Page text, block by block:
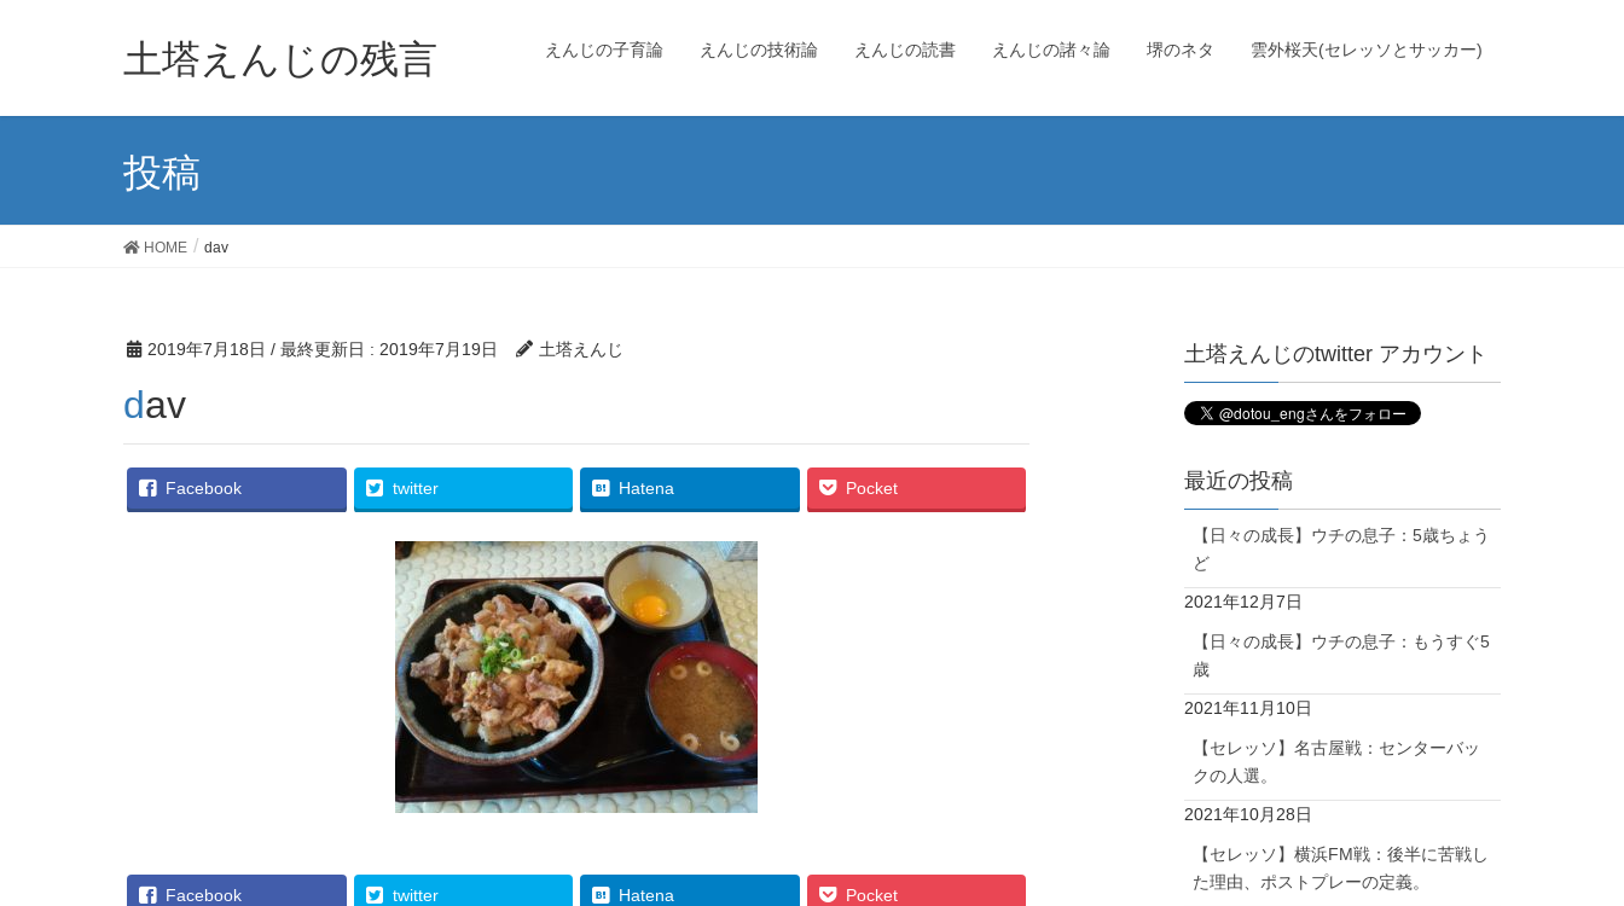
土塔えんじの残言 えんじの子育論 えんじの技術論 えんじの読書 えんじの諸々論 堺のネタ 雲外桜天(セレッソとサッカー)
投稿
HOME dav
2019年7月18日 / 最終更新日 : 2019年7月19日 土塔えんじ
dav
Facebook twitter Hatena Pocket
Facebook twitter Hatena Pocket
土塔えんじのtwitter アカウント
最近の投稿
【日々の成長】ウチの息子：5歳ちょう
ど
2021年12月7日
【日々の成長】ウチの息子：もうすぐ5
歳
2021年11月10日
【セレッソ】名古屋戦：センターバッ
クの人選。
2021年10月28日
【セレッソ】横浜FM戦：後半に苦戦し
た理由、ポストプレーの定義。